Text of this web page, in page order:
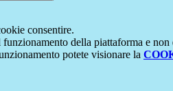
consentire.
della piattaforma e
potete visionare la